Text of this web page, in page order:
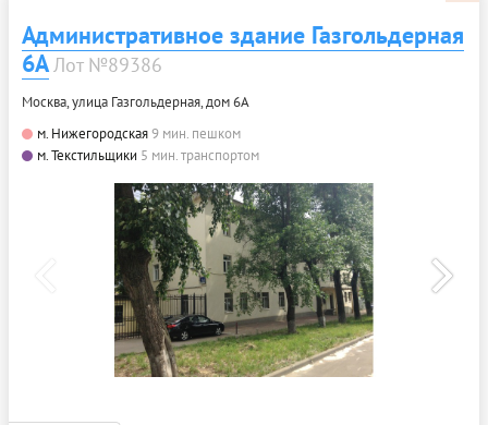
Административное здание Газгольдерная
6АЛот №89386
Москва, улица Газгольдерная, дом 6А
м. Нижегородская9 мин. пешком
м. Текстильщики 5 мин. транспортом